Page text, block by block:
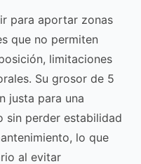
para aportar zonas
que no permiten
limitaciones
Su grosor de 5
justa para una
sin perder estabilidad
lo que
al evitar